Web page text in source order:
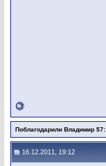
Поблагодарили Владимир 57:
16.12.2011, 19:12